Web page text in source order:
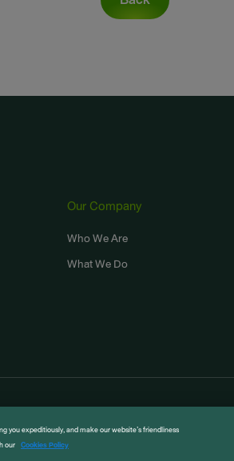
Our Company
Who We Are
What We Do
reserved
you expeditiously, and make our website’s friendliness
our Cookies Policy